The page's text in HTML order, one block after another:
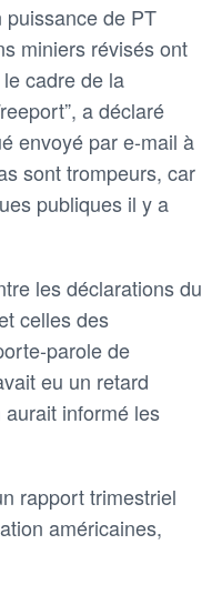
puissance de PT
miniers révisés ont
cadre de la
a déclaré
envoyé par e-mail à
sont trompeurs, car
publiques il y a
les déclarations du
celles des
parole de
eu un retard
informé les
rapport trimestriel
américaines,